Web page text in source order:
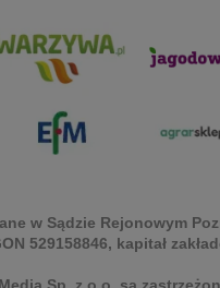
w Sądzie Rejonowym
529158846, kapitał